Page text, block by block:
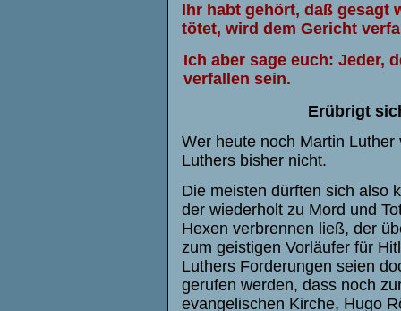
Ihr habt gehört, daß gesagt
tötet, wird dem Gericht
Ich aber sage euch: Jeder,
verfallen sein.
Erübrigt
Wer heute noch Martin
Luthers bisher nicht.
Die meisten dürften sich also
der wiederholt zu Mord und
Hexen verbrennen ließ, der
zum geistigen Vorläufer für
Luthers Forderungen seien
gerufen werden, dass noch
evangelischen Kirche, Hugo